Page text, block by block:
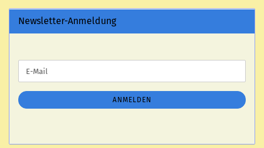
Newsletter-Anmeldung
ZUR
ANMELDUNG
E-
Mail
ANMELDEN